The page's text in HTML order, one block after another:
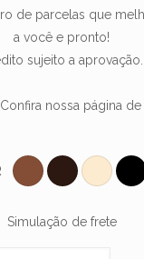
de parcelas que
a você e pronto!
sujeito a aprovação.
nossa página de
Simulação de frete